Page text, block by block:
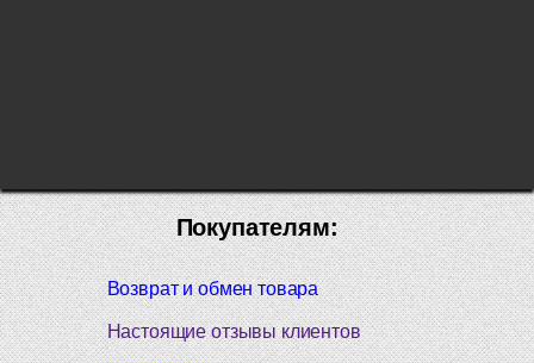
Покупателям:
Возврат и обмен товара
Настоящие отзывы клиентов